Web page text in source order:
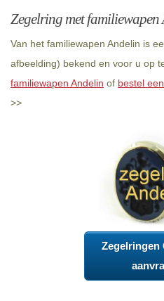
Zegelring met familiewapen
Van het familiewapen Andelin is
afbeelding) bekend en voor u op
familiewapen Andelin of bestel
>>
Zegelringen